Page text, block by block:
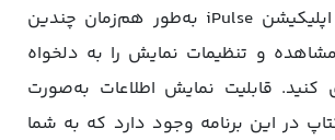
شما می‌توانید با اپلیکیشن iPulse به‌طور هم‌زمان چندین
مشاهده و تنظیمات نمایش را به دلخواه
قابلیت نمایش اطلاعات به‌صورت
در این برنامه وجود دارد که به شما